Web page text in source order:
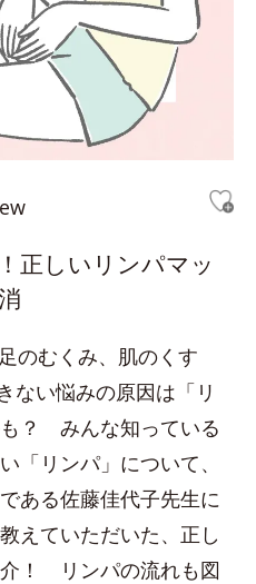
正しいリンパマッ
のむくみ、肌のくす
ない悩みの原因は「リ
？ みんな知っている
「リンパ」について、
ある佐藤佳代子先生に
えていただいた、正し
！ リンパの流れも図